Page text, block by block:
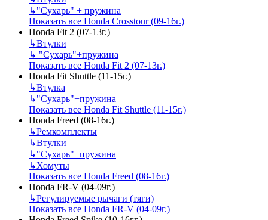
↳"Сухарь" + пружина
Показать все Honda Crosstour (09-16г.)
Honda Fit 2 (07-13г.)
↳Втулки
↳ "Сухарь"+пружина
Показать все Honda Fit 2 (07-13г.)
Honda Fit Shuttle (11-15г.)
↳Втулка
↳"Сухарь"+пружина
Показать все Honda Fit Shuttle (11-15г.)
Honda Freed (08-16г.)
↳Ремкомплекты
↳Втулки
↳"Сухарь"+пружина
↳Хомуты
Показать все Honda Freed (08-16г.)
Honda FR-V (04-09г.)
↳Регулируемые рычаги (тяги)
Показать все Honda FR-V (04-09г.)